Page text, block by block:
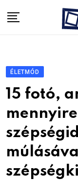
ÉLETMÓD
15 fotó,